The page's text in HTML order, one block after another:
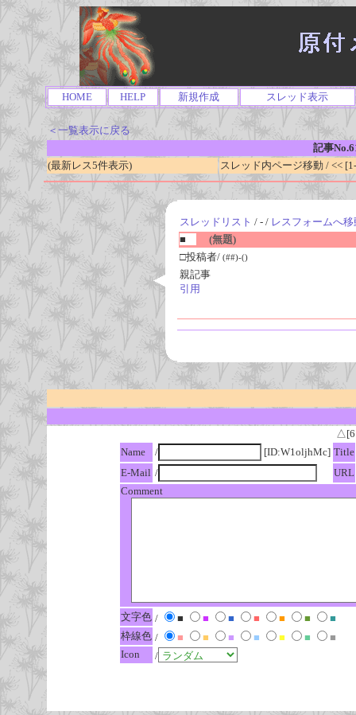
HOME HELP 新規作成 スレッド表示
＜一覧表示に戻る
記事
(最新レス5件表示)
スレッド内ページ移動 / <<
スレッドリスト / - / レスフォームへ移
■
(無題)
□投稿者/ (##)-()
親記事
引用
Name
/ [ID:W1oljhMc] Title
E-Mail /
URL
Comment
文字色 / ■ ■ ■ ■ ■ ■
■
枠線色 / ■ ■ ■ ■ ■ ■
■
Icon
/